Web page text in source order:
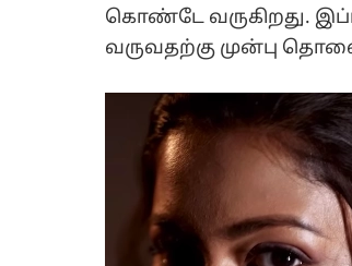
கொண்டே வருகிறது.
வருவதற்கு முன்பு